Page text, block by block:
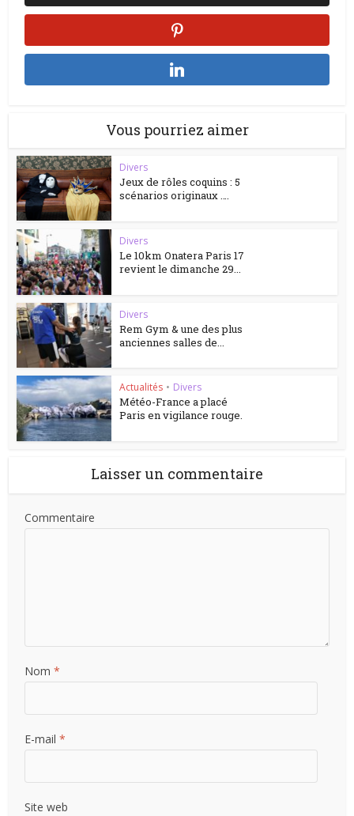
Vous pourriez aimer
Divers
Jeux de rôles coquins : 5
scénarios originaux ….
Divers
Le 10km Onatera Paris 17
revient le dimanche 29...
Divers
Rem Gym & une des plus
anciennes salles de...
Actualités • Divers
Météo-France a placé
Paris en vigilance rouge.
Laisser un commentaire
Commentaire
Nom*
E-mail*
Site web